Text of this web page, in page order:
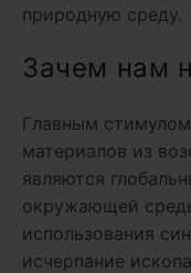
природную среду.
Зачем нам
Главным
материалов из
являются
окружающей
использования
исчерпание